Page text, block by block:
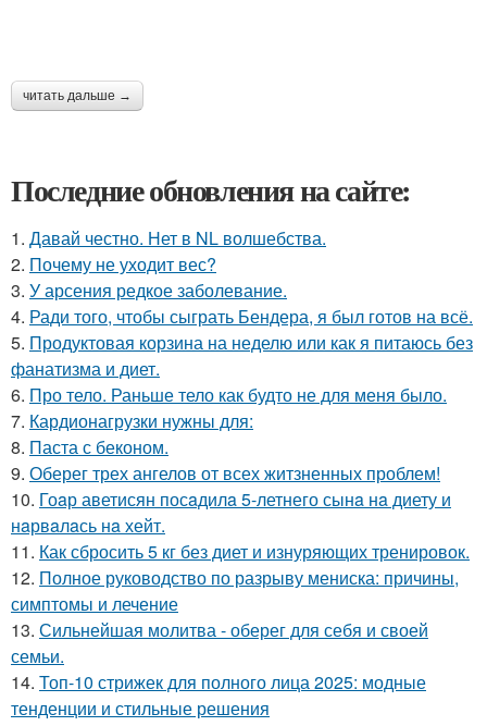
читать дальше →
Последние обновления на сайте:
1. Давай честно. Нет в NL волшебства.
2. Почему не уходит вес?
3. У арсения редкое заболевание.
4. Ради того, чтобы сыграть Бендера, я был готов на всё.
5. Продуктовая корзина на неделю или как я питаюсь без
фанатизма и диет.
6. Про тело. Раньше тело как будто не для меня было.
7. Кардионагрузки нужны для:
8. Паста с беконом.
9. Оберег трех ангелов от всех житзненных проблем!
10. Гоaр аветисян посaдилa 5-летнего сынa нa диету и
нaрвaлaсь нa хейт.
11. Как сбросить 5 кг без диет и изнуряющих тренировок.
12. Полное руководство по разрыву мениска: причины,
симптомы и лечение
13. Сильнейшая молитва - оберег для себя и своей
семьи.
14. Топ-10 стрижек для полного лица 2025: модные
тенденции и стильные решения